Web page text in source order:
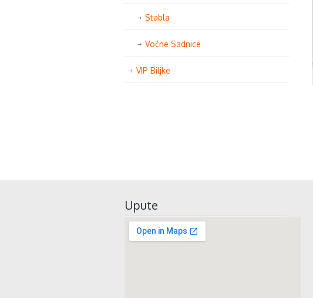
Stabla
Voćne Sadnice
VIP Biljke
Upute